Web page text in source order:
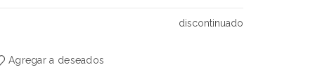
discontinuado
Agregar a deseados